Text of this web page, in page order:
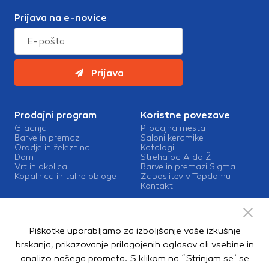
Prijava na e-novice
Prijava
Prodajni program
Gradnja
Barve in premazi
Orodje in železnina
Dom
Vrt in okolica
Kopalnica in talne obloge
Koristne povezave
Prodajna mesta
Saloni keramike
Katalogi
Streha od A do Ž
Barve in premazi Sigma
Zaposlitev v Topdomu
Kontakt
Mešalnice barv
Dostava
Piškotke uporabljamo za izboljšanje vaše izkušnje
brskanja, prikazovanje prilagojenih oglasov ali vsebine in
analizo našega prometa. S klikom na “Strinjam se” se